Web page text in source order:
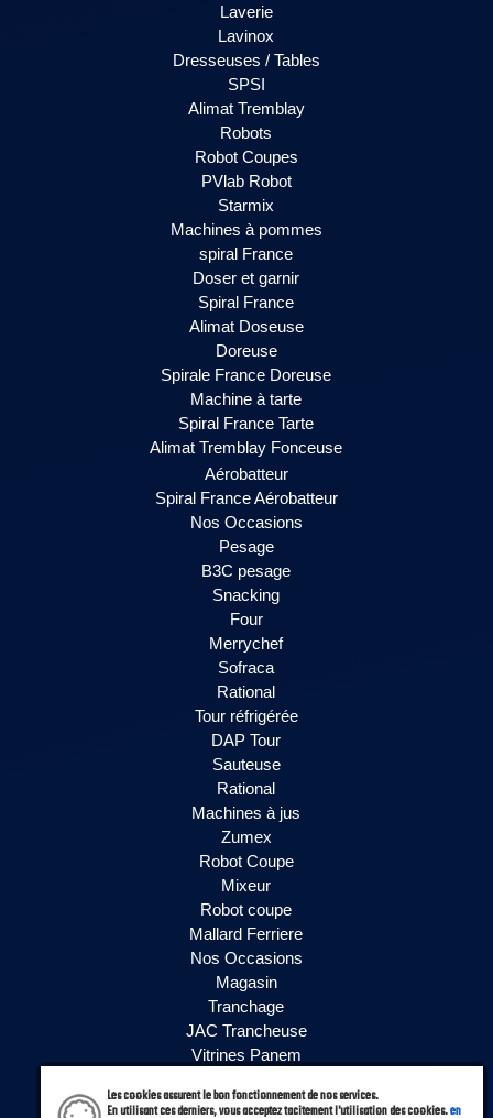
Les cookies assurent le bon fonctionnement de nos services.
En utilisant ces derniers, vous acceptez tacitement l'utilisation des cookies.en
Laverie
Lavinox
Dresseuses / Tables
SPSI
Alimat Tremblay
Robots
Robot Coupes
PVlab Robot
Starmix
Machines à pommes
spiral France
Doser et garnir
Spiral France
Alimat Doseuse
Doreuse
Spirale France Doreuse
Machine à tarte
Spiral France Tarte
Alimat Tremblay Fonceuse
Aérobatteur
Spiral France Aérobatteur
Nos Occasions
Pesage
B3C pesage
Snacking
Four
Merrychef
Sofraca
Rational
Tour réfrigérée
DAP Tour
Sauteuse
Rational
Machines à jus
Zumex
Robot Coupe
Mixeur
Robot coupe
Mallard Ferriere
Nos Occasions
Magasin
Tranchage
JAC Trancheuse
Vitrines Panem
Vitrines PVLAB